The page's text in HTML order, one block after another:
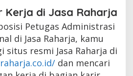
Kerja di Jasa Raharja
Petugas Administrasi
di Jasa Raharja, kamu
situs resmi Jasa Raharja di
dan mencari